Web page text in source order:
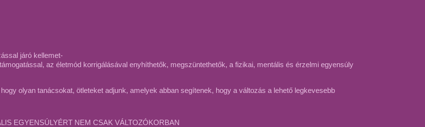
járó kellemet-
az életmód korrigálásával enyhíthetők, megszüntethetők, a fizikai, mentális és érzelmi egyensúly
olyan tanácsokat, ötleteket adjunk, amelyek abban segítenek, hogy a változás a lehető legkevesebb
EGYENSÚLYÉRT NEM CSAK VÁLTOZÓKORBAN